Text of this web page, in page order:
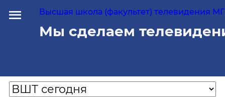
Высшая школа (факультет) телевидения
Мы сделаем